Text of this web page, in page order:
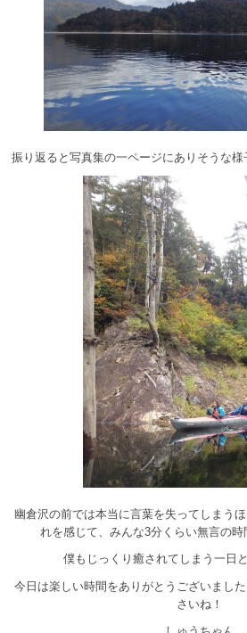
振り返ると写真集の一ページにありそうな
幽倉沢の前では本当に言葉を失ってしまう
れを感じて、みんな3分くらい無言の
僕もじっくり癒されてしまう一日
今日は楽しい時間をありがとうございまし
さいね！